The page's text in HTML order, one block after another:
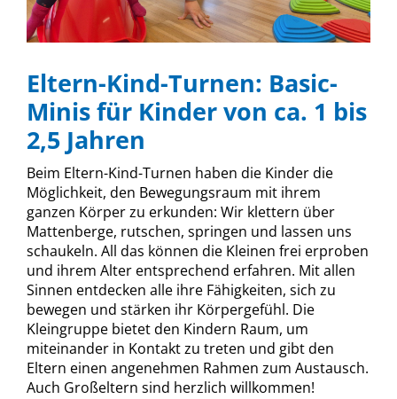
Eltern-Kind-Turnen: Basic-
Minis für Kinder von ca. 1 bis
2,5 Jahren
Beim Eltern-Kind-Turnen haben die Kinder die
Möglichkeit, den Bewegungsraum mit ihrem
ganzen Körper zu erkunden: Wir klettern über
Mattenberge, rutschen, springen und lassen uns
schaukeln. All das können die Kleinen frei erproben
und ihrem Alter entsprechend erfahren. Mit allen
Sinnen entdecken alle ihre Fähigkeiten, sich zu
bewegen und stärken ihr Körpergefühl. Die
Kleingruppe bietet den Kindern Raum, um
miteinander in Kontakt zu treten und gibt den
Eltern einen angenehmen Rahmen zum Austausch.
Auch Großeltern sind herzlich willkommen!